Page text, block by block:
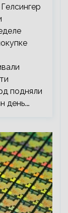
подняли
день.…